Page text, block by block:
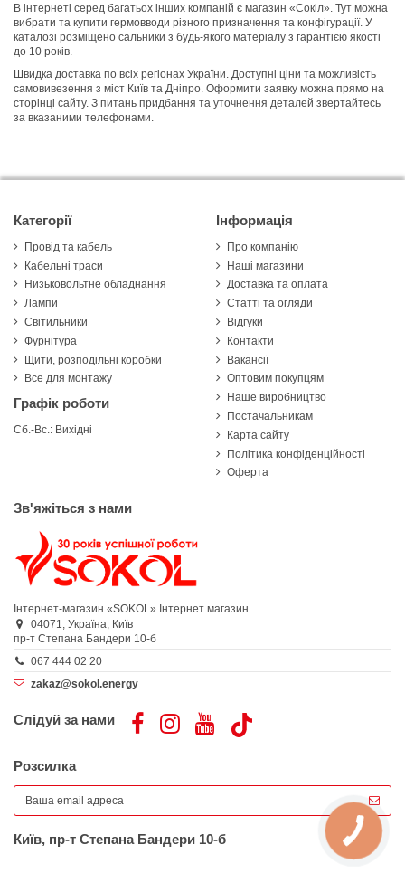
В інтернеті серед багатьох інших компаній є магазин «Сокіл». Тут можна
вибрати та купити гермовводи різного призначення та конфігурації. У
каталозі розміщено сальники з будь-якого матеріалу з гарантією якості
до 10 років.
Швидка доставка по всіх регіонах України. Доступні ціни та можливість
самовивезення з міст Київ та Дніпро. Оформити заявку можна прямо на
сторінці сайту. З питань придбання та уточнення деталей звертайтесь
за вказаними телефонами.
Категорії
Провід та кабель
Кабельні траси
Низьковольтне обладнання
Лампи
Світильники
Фурнітура
Щити, розподільні коробки
Все для монтажу
Графік роботи
Сб.-Вс.: Вихідні
Інформація
Про компанію
Наші магазини
Доставка та оплата
Статті та огляди
Відгуки
Контакти
Вакансії
Оптовим покупцям
Наше виробництво
Постачальникам
Карта сайту
Політика конфіденційності
Оферта
Зв'яжіться з нами
Інтернет-магазин «SOKOL» Інтернет магазин
04071, Україна, Київ
пр-т Степана Бандери 10-б
067 444 02 20
zakaz@sokol.energy
Слідуй за нами
Розсилка
Київ, пр-т Степана Бандери 10-б